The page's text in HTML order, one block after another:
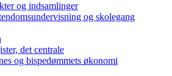
og indsamlinger
og skolegang
det centrale
og bispedømmets økonomi